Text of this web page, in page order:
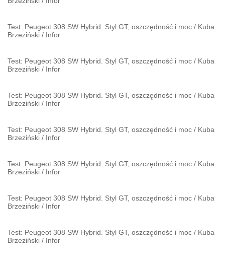
Test: Peugeot 308 SW Hybrid. Styl GT, oszczędność i moc / Kuba
Brzeziński / Infor
Test: Peugeot 308 SW Hybrid. Styl GT, oszczędność i moc / Kuba
Brzeziński / Infor
Test: Peugeot 308 SW Hybrid. Styl GT, oszczędność i moc / Kuba
Brzeziński / Infor
Test: Peugeot 308 SW Hybrid. Styl GT, oszczędność i moc / Kuba
Brzeziński / Infor
Test: Peugeot 308 SW Hybrid. Styl GT, oszczędność i moc / Kuba
Brzeziński / Infor
Test: Peugeot 308 SW Hybrid. Styl GT, oszczędność i moc / Kuba
Brzeziński / Infor
Test: Peugeot 308 SW Hybrid. Styl GT, oszczędność i moc / Kuba
Brzeziński / Infor